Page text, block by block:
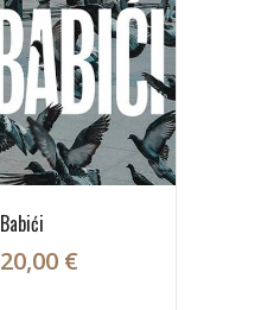
Babići
20,00 €